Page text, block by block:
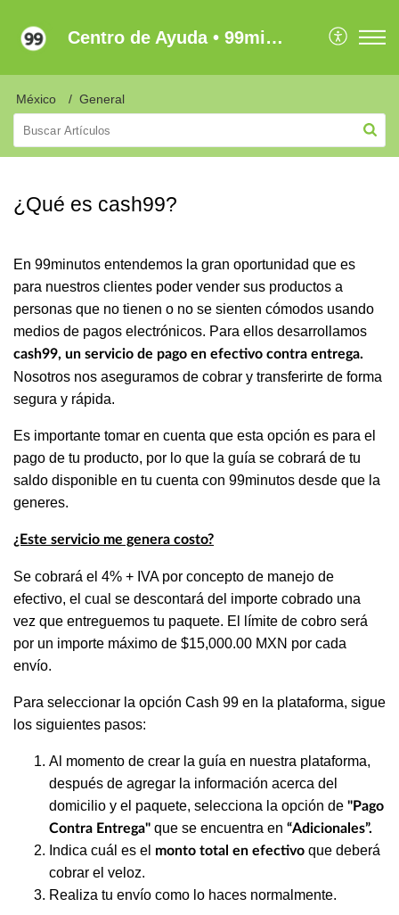
Centro de Ayuda • 99minutos Latam
México General
¿Qué es cash99?
En 99minutos entendemos la gran oportunidad que es
para nuestros clientes poder vender sus productos a
personas que no tienen o no se sienten cómodos usando
medios de pagos electrónicos. Para ellos desarrollamos
cash99, un servicio de pago en efectivo contra entrega.
Nosotros nos aseguramos de cobrar y transferirte de forma
segura y rápida.
Es importante tomar en cuenta que esta opción es para el
pago de tu producto, por lo que la guía se cobrará de tu
saldo disponible en tu cuenta con 99minutos desde que la
generes.
¿Este servicio me genera costo?
Se cobrará el 4% + IVA por concepto de manejo de
efectivo, el cual se descontará del importe cobrado una
vez que entreguemos tu paquete. El límite de cobro será
por un importe máximo de $15,000.00 MXN por cada
envío.
Para seleccionar la opción Cash 99 en la plataforma, sigue
los siguientes pasos:
Al momento de crear la guía en nuestra plataforma,
después de agregar la información acerca del
domicilio y el paquete, selecciona la opción de "Pago
Contra Entrega" que se encuentra en “Adicionales”.
Indica cuál es el monto total en efectivo que deberá
cobrar el veloz.
Realiza tu envío como lo haces normalmente.